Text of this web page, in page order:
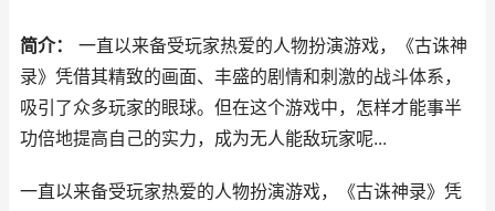
简介：
一直以来备受玩家热爱的人物扮演游戏，《古诛神
录》凭借其精致的画面、丰盛的剧情和刺激的战斗体系，
吸引了众多玩家的眼球。但在这个游戏中，怎样才能事半
功倍地提高自己的实力，成为无人能敌玩家呢...
一直以来备受玩家热爱的人物扮演游戏，《古诛神录》凭